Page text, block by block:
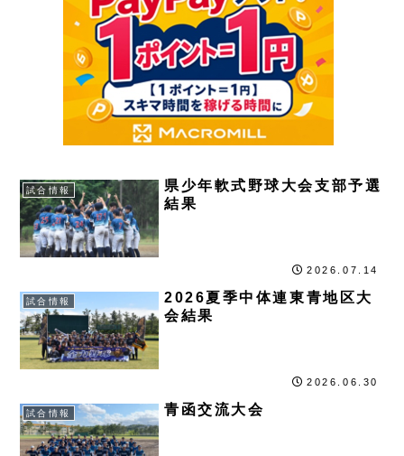
試合情報
県少年軟式野球大会支部予選
結果
2026.07.14
試合情報
2026夏季中体連東青地区大
会結果
2026.06.30
試合情報 青函交流大会